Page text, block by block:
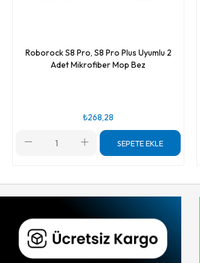
Roborock S8 Pro, S8 Pro Plus Uyumlu 2
Adet Mikrofiber Mop Bez
₺268,28
SEPETE EKLE